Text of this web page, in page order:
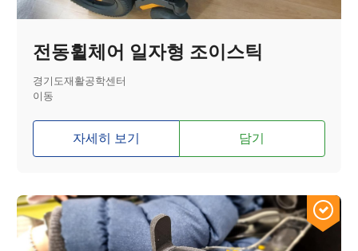
전동휠체어 일자형 조이스틱
경기도재활공학센터
이동
자세히 보기 담기